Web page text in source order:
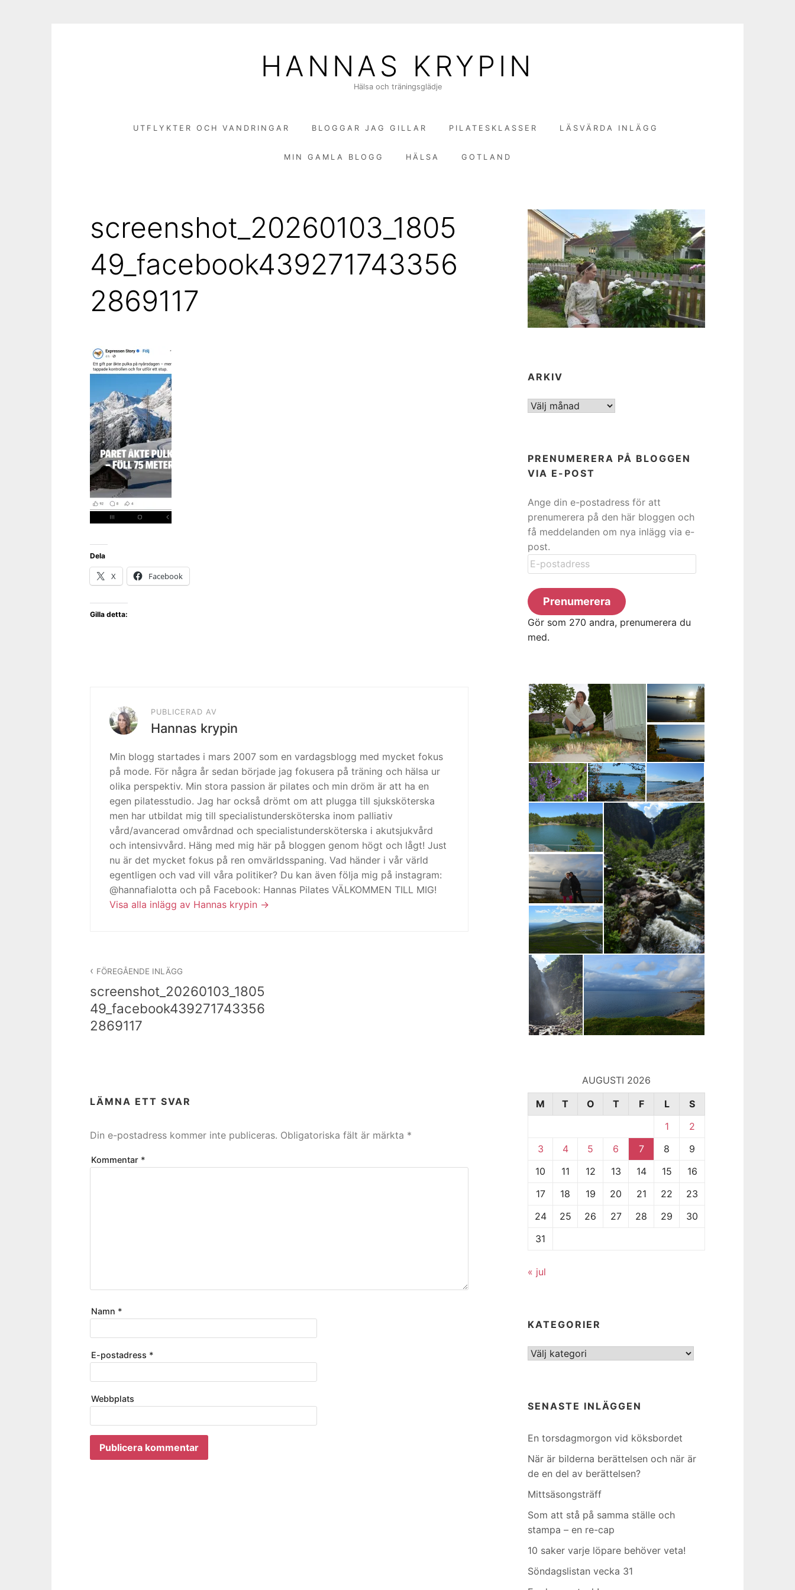
HANNAS KRYPIN
Hälsa och träningsglädje
UTFLYKTER OCH VANDRINGAR BLOGGAR JAG GILLAR PILATESKLASSER LÄSVÄRDA INLÄGG
MIN GAMLA BLOGG HÄLSA GOTLAND
screenshot_20260103_1805
49_facebook439271743356
2869117
Dela
X Facebook
Gilla detta:
PUBLICERAD AV
Hannas krypin
Min blogg startades i mars 2007 som en vardagsblogg med mycket fokus
på mode. För några år sedan började jag fokusera på träning och hälsa ur
olika perspektiv. Min stora passion är pilates och min dröm är att ha en
egen pilatesstudio. Jag har också drömt om att plugga till sjuksköterska
men har utbildat mig till specialistundersköterska inom palliativ
vård/avancerad omvårdnad och specialistundersköterska i akutsjukvård
och intensivvård. Häng med mig här på bloggen genom högt och lågt! Just
nu är det mycket fokus på ren omvärldsspaning. Vad händer i vår värld
egentligen och vad vill våra politiker? Du kan även följa mig på instagram:
@hannafialotta och på Facebook: Hannas Pilates VÄLKOMMEN TILL MIG!
Visa alla inlägg av Hannas krypin
FÖREGÅENDE INLÄGG
screenshot_20260103_1805
49_facebook439271743356
2869117
LÄMNA ETT SVAR
Din e-postadress kommer inte publiceras. Obligatoriska fält är märkta *
Kommentar *
Namn *
E-postadress *
Webbplats
ARKIV
ARKIV
PRENUMERERA PÅ BLOGGEN
VIA E-POST
Ange din e-postadress för att
prenumerera på den här bloggen och
få meddelanden om nya inlägg via e-
post.
E-
postadress
Prenumerera
Gör som 270 andra, prenumerera du
med.
AUGUSTI 2026
M
T O T F L
S
1
2
3
4 5 6 7 8
9
10
11 12 13 14 15
16
17
18 19 20 21 22
23
24
25 26 27 28 29
30
31
« jul
KATEGORIER
Kategorier
SENASTE INLÄGGEN
En torsdagmorgon vid köksbordet
När är bilderna berättelsen och när är
de en del av berättelsen?
Mittsäsongsträff
Som att stå på samma ställe och
stampa – en re-cap
10 saker varje löpare behöver veta!
Söndagslistan vecka 31